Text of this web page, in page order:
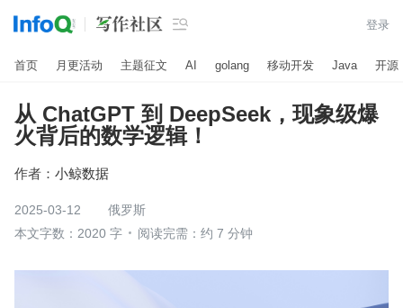
 登录
首页 月更活动 主题征文 AI golang 移动开发 Java 开源
从 ChatGPT 到 DeepSeek，现象级爆
火背后的数学逻辑！
作者： 小鲸数据
2025-03-12
俄罗斯
本文字数：2020 字
阅读完需：约 7 分钟